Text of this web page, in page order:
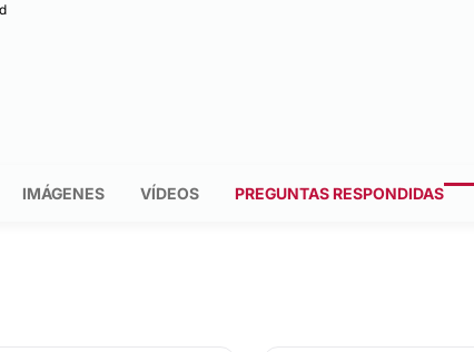
IMÁGENES VÍDEOS PREGUNTAS RESPONDIDAS